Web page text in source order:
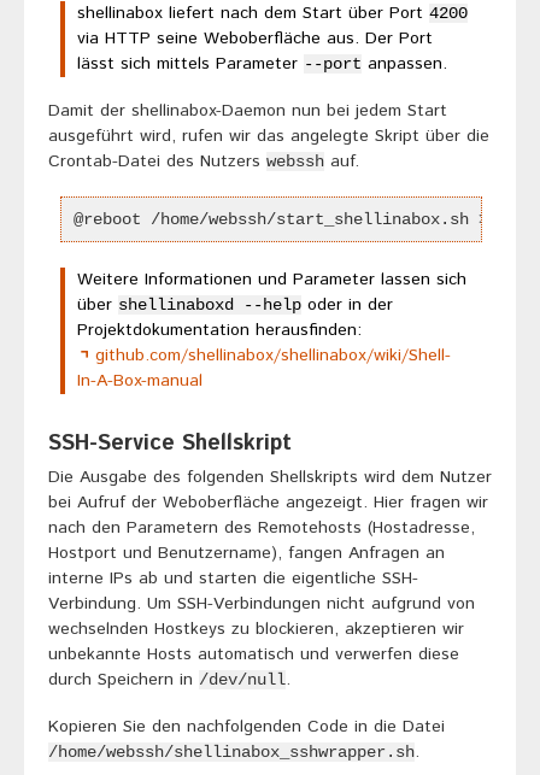
shellinabox liefert nach dem Start über Port 4200
via HTTP seine Weboberfläche aus. Der Port
lässt sich mittels Parameter --port anpassen.
Damit der shellinabox-Daemon nun bei jedem Start
ausgeführt wird, rufen wir das angelegte Skript über die
Crontab-Datei des Nutzers webssh auf.
@reboot /home/webssh/start_shellinabox.sh >> /
Weitere Informationen und Parameter lassen sich
über shellinaboxd --help oder in der
Projektdokumentation herausfinden:
github.com/shellinabox/shellinabox/wiki/Shell-
In-A-Box-manual
SSH-Service Shellskript
Die Ausgabe des folgenden Shellskripts wird dem Nutzer
bei Aufruf der Weboberfläche angezeigt. Hier fragen wir
nach den Parametern des Remotehosts (Hostadresse,
Hostport und Benutzername), fangen Anfragen an
interne IPs ab und starten die eigentliche SSH-
Verbindung. Um SSH-Verbindungen nicht aufgrund von
wechselnden Hostkeys zu blockieren, akzeptieren wir
unbekannte Hosts automatisch und verwerfen diese
durch Speichern in /dev/null.
Kopieren Sie den nachfolgenden Code in die Datei
/home/webssh/shellinabox_sshwrapper.sh.